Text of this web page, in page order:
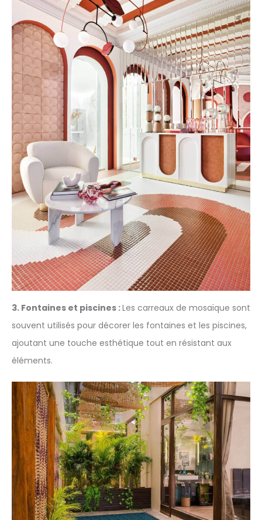
3. Fontaines et piscines :Les carreaux de mosaïque sont
souvent utilisés pour décorer les fontaines et les piscines,
ajoutant une touche esthétique tout en résistant aux
éléments.